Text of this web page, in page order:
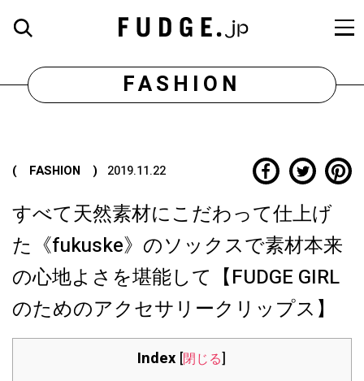
FASHION
( FASHION ) 2019.11.22
すべて天然素材にこだわって仕上げ
た《fukuske》のソックスで素材本来
の心地よさを堪能して【FUDGE GIRL
のためのアクセサリークリップス】
Index [閉じる]